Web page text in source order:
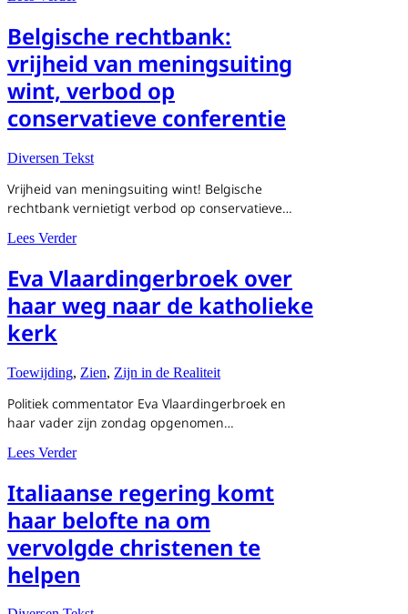
Belgische rechtbank:
vrijheid van meningsuiting
wint, verbod op
conservatieve conferentie
Diversen Tekst
Vrijheid van meningsuiting wint! Belgische
rechtbank vernietigt verbod op conservatieve…
Lees Verderabout Belgische rechtbank: vrijheid van meningsuiting
Eva Vlaardingerbroek over
haar weg naar de katholieke
kerk
Toewijding, Zien, Zijn in de Realiteit
Politiek commentator Eva Vlaardingerbroek en
haar vader zijn zondag opgenomen…
Lees Verderabout Eva Vlaardingerbroek over haar weg naar de
Italiaanse regering komt
haar belofte na om
vervolgde christenen te
helpen